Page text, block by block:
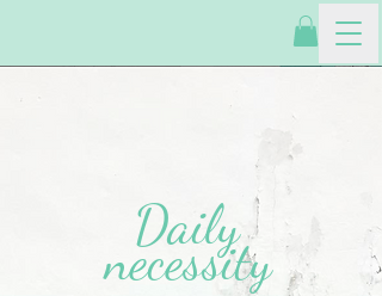
Daily
necessity